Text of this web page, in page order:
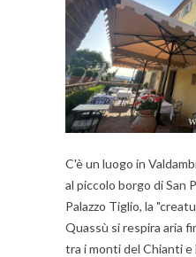
C'è un luogo in
al piccolo borgo di San
Palazzo Tiglio, la
Quassù si respira aria
tra i monti del Chianti e